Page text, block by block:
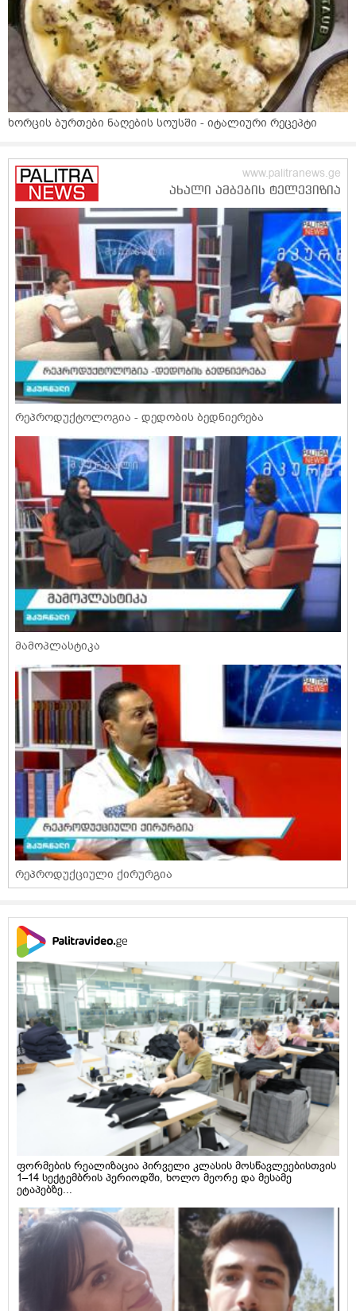
ხორცის ბურთები ნაღების სოუსში - იტალიური რეცეპტი
რეპროდუქტოლოგია - დედობის ბედნიერება
მამოპლასტიკა
რეპროდუქციული ქირურგია
ფორმების რეალიზაცია პირველი კლასის მოსწავლეებისთვის
1–14 სექტემბრის პერიოდში, ხოლო მეორე და მესამე
ეტაპებზე...